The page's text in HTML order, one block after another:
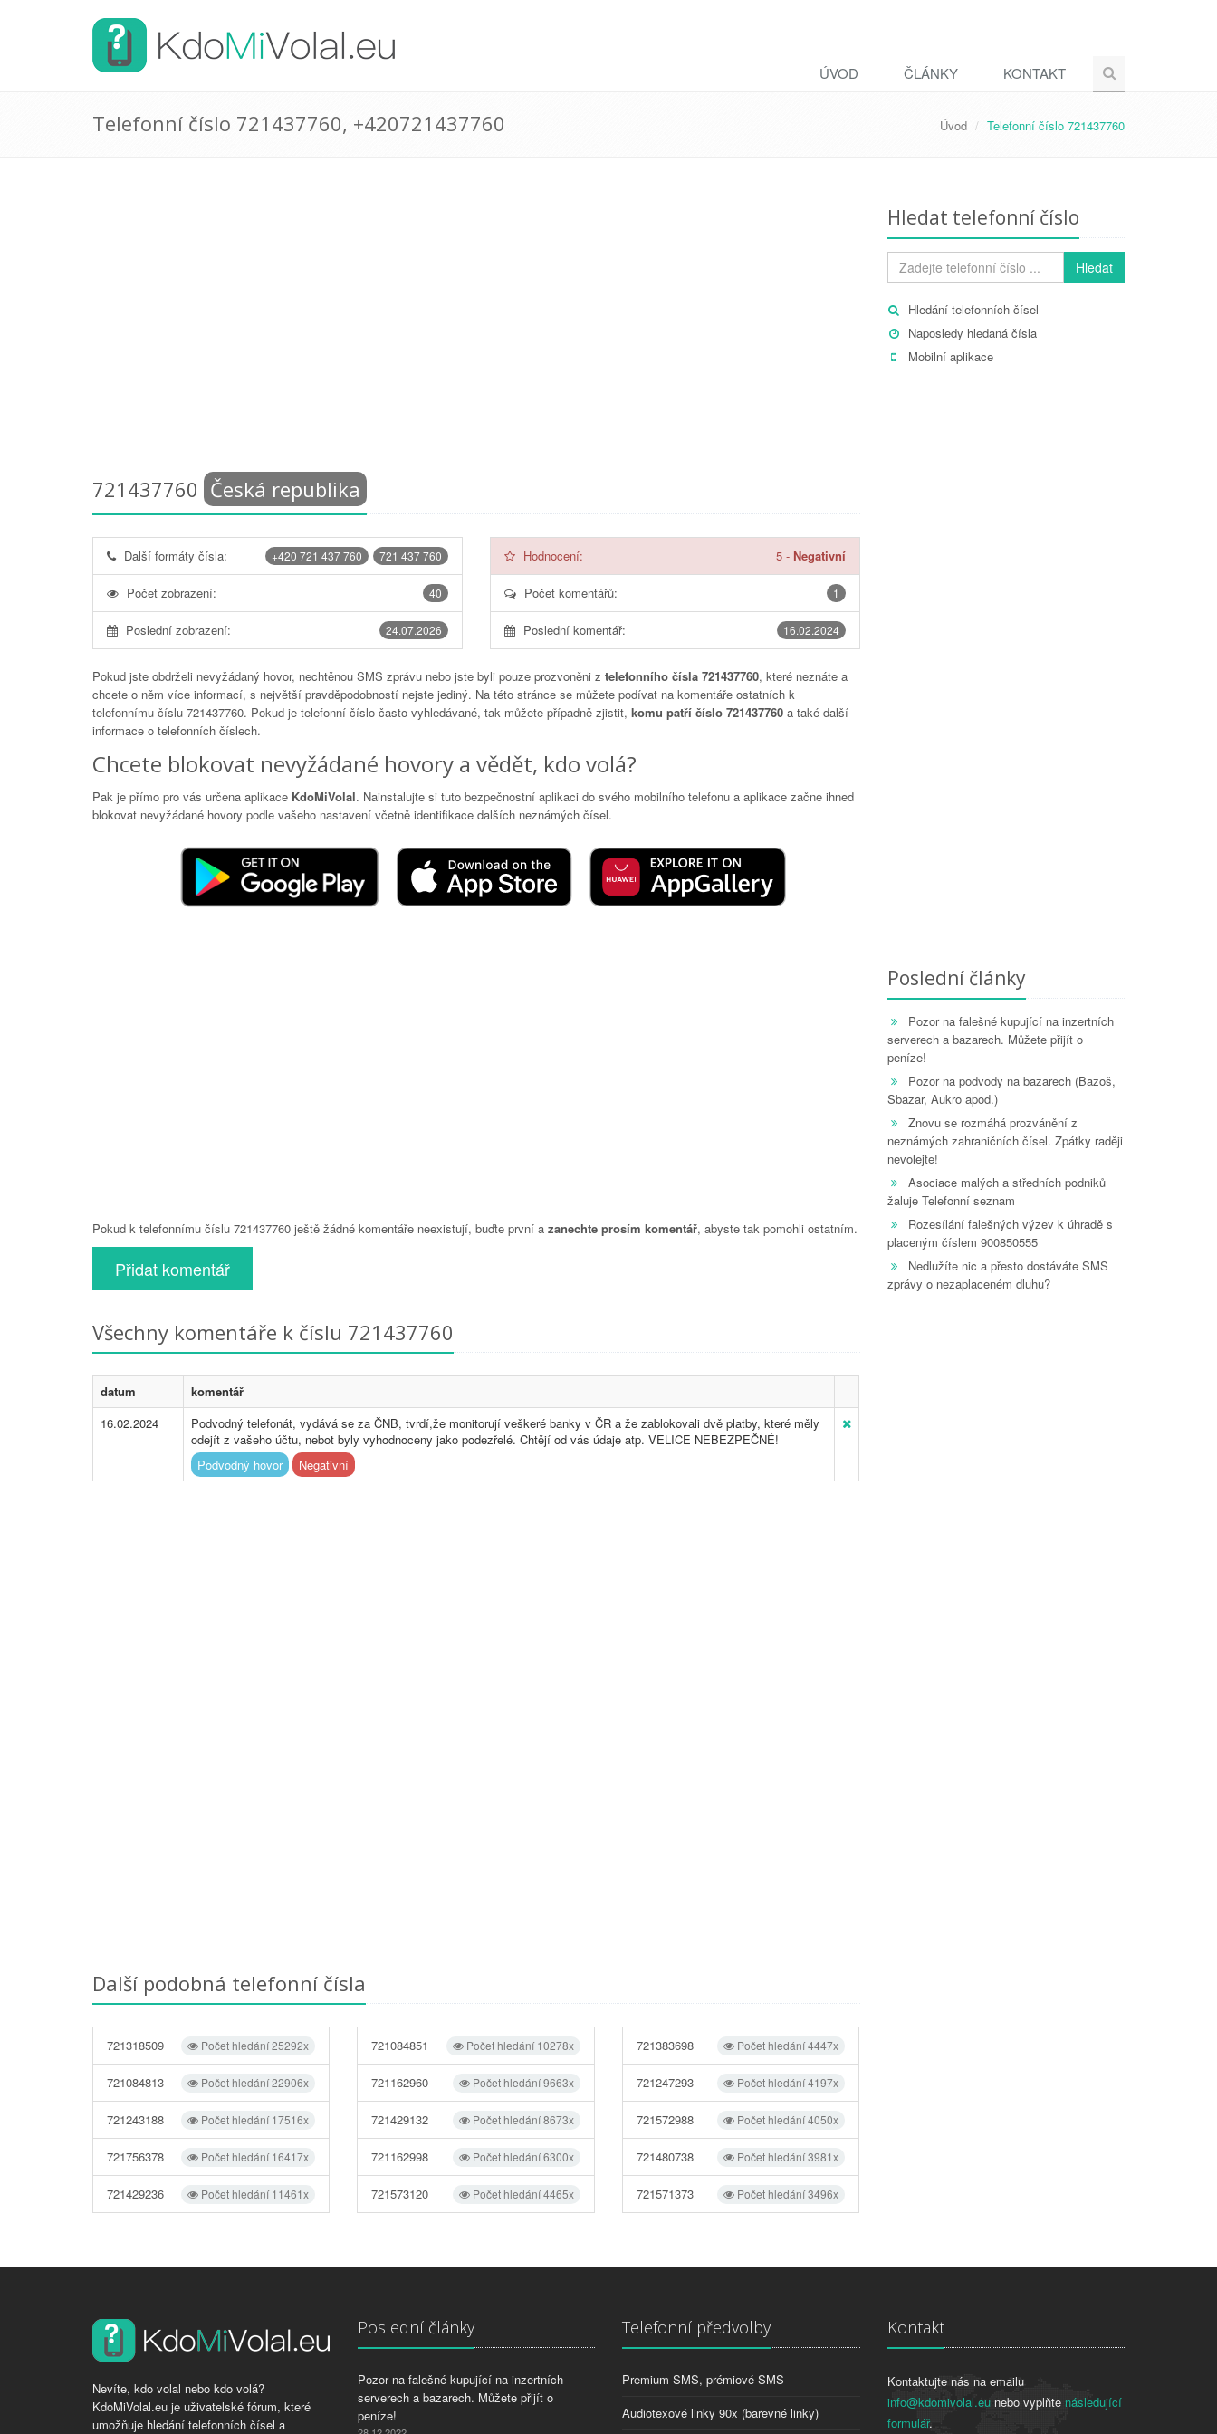
ÚVOD ČLÁNKY KONTAKT
Telefonní číslo 721437760, +420721437760 Úvod Telefonní číslo 721437760
721437760 Česká republika
721 437 760
+420 721 437 760
Další formáty čísla:
40
Počet zobrazení:
24.07.2026
Poslední zobrazení:
Hodnocení: 5- Negativní
1
Počet komentářů:
16.02.2024
Poslední komentář:
Pokud jste obdrželi nevyžádaný hovor, nechtěnou SMS zprávu nebo jste byli pouze prozvoněni z telefonního čísla 721437760, které neznáte a
chcete o něm více informací, s největší pravděpodobností nejste jediný. Na této stránce se můžete podívat na komentáře ostatních k
telefonnímu číslu 721437760. Pokud je telefonní číslo často vyhledávané, tak můžete případně zjistit, komu patří číslo 721437760 a také další
informace o telefonních číslech.
Chcete blokovat nevyžádané hovory a vědět, kdo volá?
Pak je přímo pro vás určena aplikace KdoMiVolal. Nainstalujte si tuto bezpečnostní aplikaci do svého mobilního telefonu a aplikace začne ihned
blokovat nevyžádané hovory podle vašeho nastavení včetně identifikace dalších neznámých čísel.
Pokud k telefonnímu číslu 721437760 ještě žádné komentáře neexistují, buďte první a zanechte prosím komentář, abyste tak pomohli ostatním.
Přidat komentář
Všechny komentáře k číslu 721437760
datum
komentář
16.02.2024
Podvodný telefonát, vydává se za ČNB, tvrdí,že monitorují veškeré banky v ČR a že zablokovali dvě platby, které měly
odejít z vašeho účtu, nebot byly vyhodnoceny jako podezřelé. Chtějí od vás údaje atp. VELICE NEBEZPEČNÉ!
Podvodný hovor
Negativní
Další podobná telefonní čísla
Počet hledání 25292x
721318509
Počet hledání 22906x
721084813
Počet hledání 17516x
721243188
Počet hledání 16417x
721756378
Počet hledání 11461x
721429236
Počet hledání 10278x
721084851
Počet hledání 9663x
721162960
Počet hledání 8673x
721429132
Počet hledání 6300x
721162998
Počet hledání 4465x
721573120
Počet hledání 4447x
721383698
Počet hledání 4197x
721247293
Počet hledání 4050x
721572988
Počet hledání 3981x
721480738
Počet hledání 3496x
721571373
Hledat telefonní číslo
Hledat
Hledání telefonních čísel
Naposledy hledaná čísla
Mobilní aplikace
Poslední články
Pozor na falešné kupující na inzertních
serverech a bazarech. Můžete přijít o
peníze!
Pozor na podvody na bazarech (Bazoš,
Sbazar, Aukro apod.)
Znovu se rozmáhá prozvánění z
neznámých zahraničních čísel. Zpátky raději
nevolejte!
Asociace malých a středních podniků
žaluje Telefonní seznam
Rozesílání falešných výzev k úhradě s
placeným číslem 900850555
Nedlužíte nic a přesto dostáváte SMS
zprávy o nezaplaceném dluhu?
Nevíte, kdo volal nebo kdo volá?
KdoMiVolal.eu je uživatelské fórum, které
umožňuje hledání telefonních čísel a
Poslední články
Pozor na falešné kupující na inzertních
serverech a bazarech. Můžete přijít o
peníze!
Telefonní předvolby
Premium SMS, prémiové SMS
Audiotexové linky 90x (barevné linky)
Kontakt
Kontaktujte nás na emailu
info@kdomivolal.eunebo vyplňte následující
formulář.